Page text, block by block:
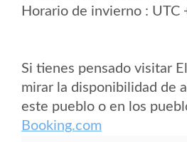
Horario de invierno : UTC
Si tienes pensado visitar
mirar la disponibilidad de
este pueblo o en los
Booking.com